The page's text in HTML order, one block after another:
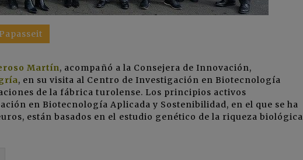
Martín, acompañó a la Consejera de Innovación,
, en su visita al Centro de Investigación en Biotecnología
de la fábrica turolense. Los principios activos
en Biotecnología Aplicada y Sostenibilidad, en el que se ha
están basados en el estudio genético de la riqueza biológica